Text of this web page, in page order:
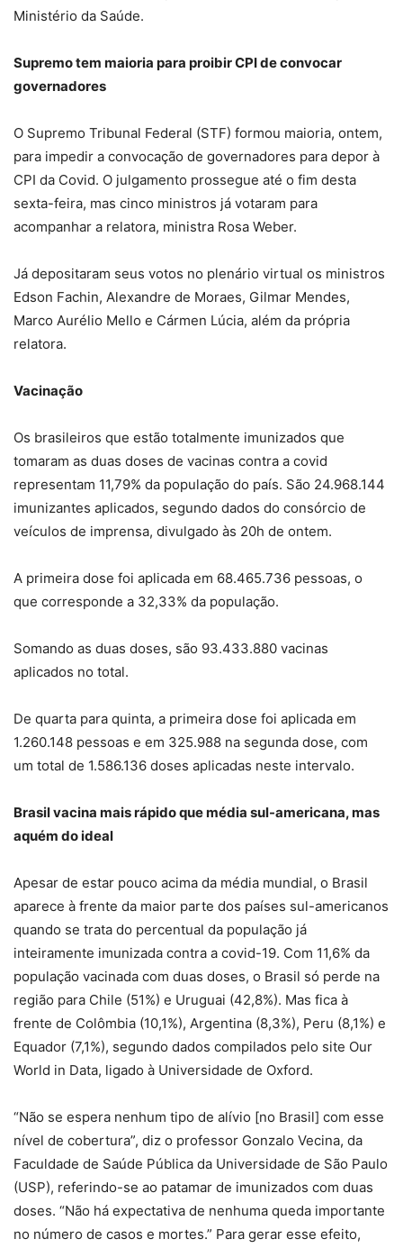
Ministério da Saúde.
Supremo tem maioria para proibir CPI de convocar
governadores
O Supremo Tribunal Federal (STF) formou maioria, ontem,
para impedir a convocação de governadores para depor à
CPI da Covid. O julgamento prossegue até o fim desta
sexta-feira, mas cinco ministros já votaram para
acompanhar a relatora, ministra Rosa Weber.
Já depositaram seus votos no plenário virtual os ministros
Edson Fachin, Alexandre de Moraes, Gilmar Mendes,
Marco Aurélio Mello e Cármen Lúcia, além da própria
relatora.
Vacinação
Os brasileiros que estão totalmente imunizados que
tomaram as duas doses de vacinas contra a covid
representam 11,79% da população do país. São 24.968.144
imunizantes aplicados, segundo dados do consórcio de
veículos de imprensa, divulgado às 20h de ontem.
A primeira dose foi aplicada em 68.465.736 pessoas, o
que corresponde a 32,33% da população.
Somando as duas doses, são 93.433.880 vacinas
aplicados no total.
De quarta para quinta, a primeira dose foi aplicada em
1.260.148 pessoas e em 325.988 na segunda dose, com
um total de 1.586.136 doses aplicadas neste intervalo.
Brasil vacina mais rápido que média sul-americana, mas
aquém do ideal
Apesar de estar pouco acima da média mundial, o Brasil
aparece à frente da maior parte dos países sul-americanos
quando se trata do percentual da população já
inteiramente imunizada contra a covid-19. Com 11,6% da
população vacinada com duas doses, o Brasil só perde na
região para Chile (51%) e Uruguai (42,8%). Mas fica à
frente de Colômbia (10,1%), Argentina (8,3%), Peru (8,1%) e
Equador (7,1%), segundo dados compilados pelo site Our
World in Data, ligado à Universidade de Oxford.
“Não se espera nenhum tipo de alívio [no Brasil] com esse
nível de cobertura”, diz o professor Gonzalo Vecina, da
Faculdade de Saúde Pública da Universidade de São Paulo
(USP), referindo-se ao patamar de imunizados com duas
doses. “Não há expectativa de nenhuma queda importante
no número de casos e mortes.” Para gerar esse efeito,